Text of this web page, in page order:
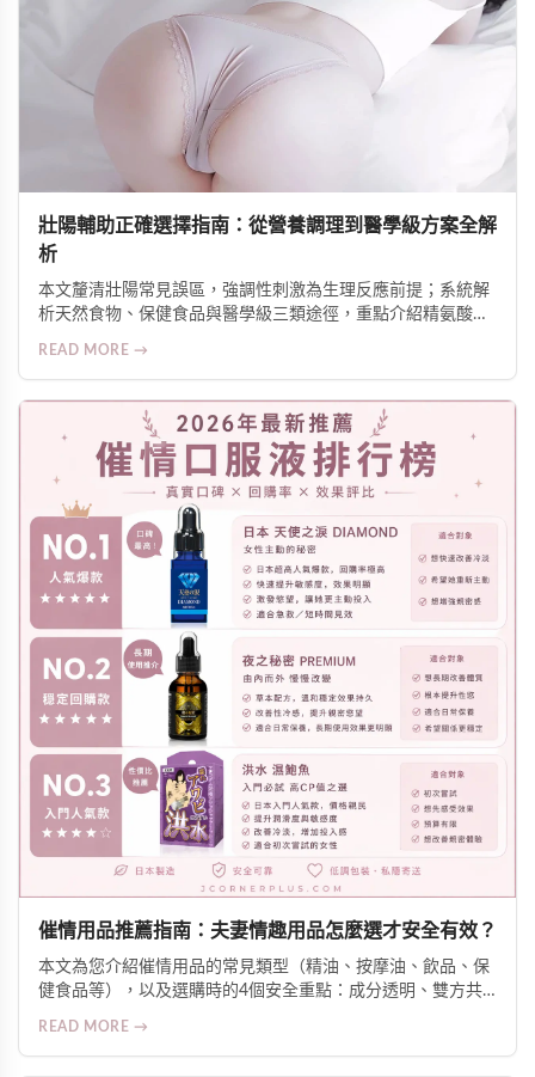
壯陽輔助正確選擇指南：從營養調理到醫學級方案全解
析
本文釐清壯陽常見誤區，強調性刺激為生理反應前提；系統解
析天然食物、保健食品與醫學級三類途徑，重點介紹精氨酸潤
READ MORE →
催情用品推薦指南：夫妻情趣用品怎麼選才安全有效？
本文為您介紹催情用品的常見類型（精油、按摩油、飲品、保
健食品等），以及選購時的4個安全重點：成分透明、雙方共
READ MORE →